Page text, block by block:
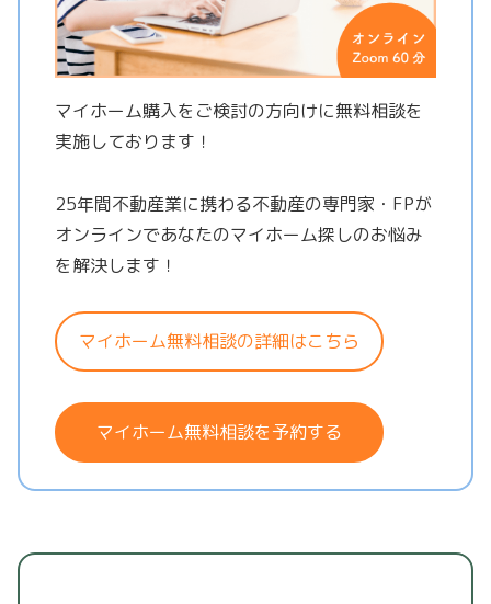
マイホーム購入をご検討の方向けに無料相談を
実施しております！
25年間不動産業に携わる不動産の専門家・FPが
オンラインであなたのマイホーム探しのお悩み
を解決します！
マイホーム無料相談の詳細はこちら
マイホーム無料相談を予約する